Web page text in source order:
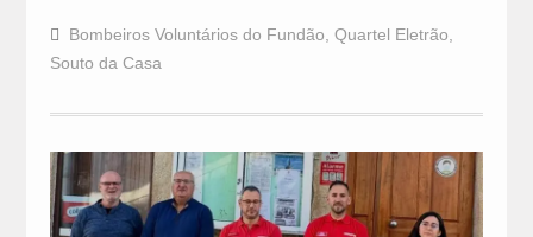
Bombeiros Voluntários do Fundão, Quartel Eletrão,
Souto da Casa